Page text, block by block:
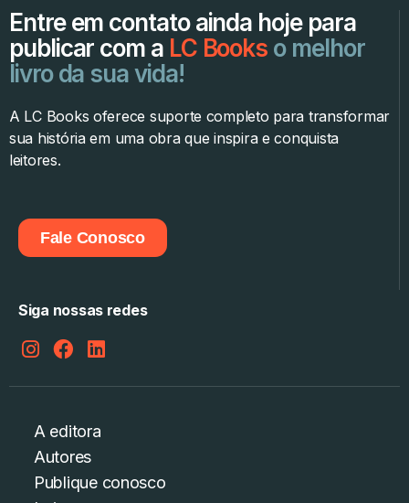
Entre em contato ainda hoje para
publicar com a LC Books o melhor
livro da sua vida!
A LC Books oferece suporte completo para transformar
sua história em uma obra que inspira e conquista
leitores.
Fale Conosco
Siga nossas redes
A editora
Autores
Publique conosco